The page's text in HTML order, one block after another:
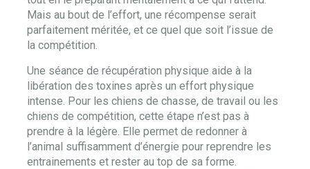
Mais au bout de l’effort, une récompense serait
parfaitement méritée, et ce quel que soit l’issue de
la compétition.
Une séance de récupération physique aide à la
libération des toxines après un effort physique
intense. Pour les chiens de chasse, de travail ou les
chiens de compétition, cette étape n’est pas à
prendre à la légère. Elle permet de redonner à
l’animal suffisamment d’énergie pour reprendre les
entrainements et rester au top de sa forme.